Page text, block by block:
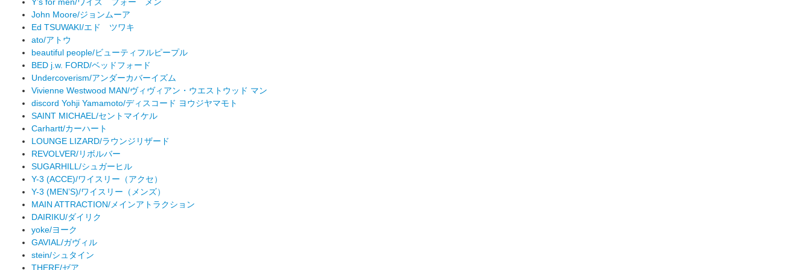
John Moore/ジョンムーア
Ed TSUWAKI/エド ツワキ
ato/アトウ
beautiful people/ビューティフルピープル
BED j.w. FORD/ベッドフォード
Undercoverism/アンダーカバーイズム
Vivienne Westwood MAN/ヴィヴィアン・ウエストウッド マン
discord Yohji Yamamoto/ディスコード ヨウジヤマモト
SAINT MICHAEL/セントマイケル
Carhartt/カーハート
LOUNGE LIZARD/ラウンジリザード
REVOLVER/リボルバー
SUGARHILL/シュガーヒル
Y-3 (ACCE)/ワイスリー（アクセ）
Y-3 (MEN’S)/ワイスリー（メンズ）
MAIN ATTRACTION/メインアトラクション
DAIRIKU/ダイリク
yoke/ヨーク
GAVIAL/ガヴィル
stein/シュタイン
THERE/ゼア